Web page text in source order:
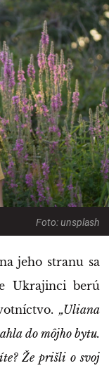
Foto: unsplash
jeho stranu sa
Ukrajinci berú
„Uliana
do môjho bytu.
Že prišli o svoj